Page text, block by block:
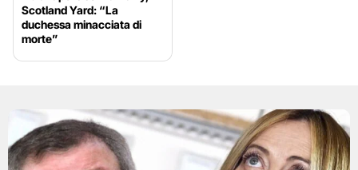
Scotland Yard: “La
duchessa minacciata di
morte”